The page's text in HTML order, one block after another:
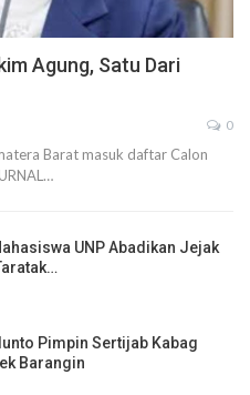
Agung, Satu Dari
0
Barat masuk daftar Calon
UNP Abadikan Jejak
Pimpin Sertijab Kabag
Barangin